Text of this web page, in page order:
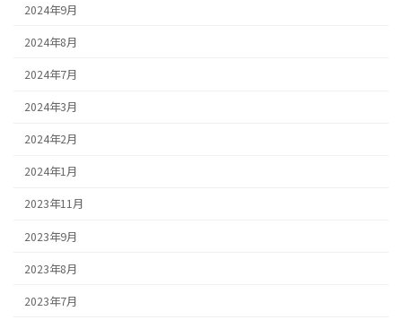
2024年9月
2024年8月
2024年7月
2024年3月
2024年2月
2024年1月
2023年11月
2023年9月
2023年8月
2023年7月